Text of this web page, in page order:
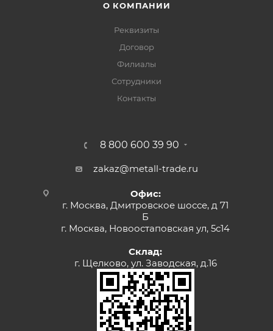
О КОМПАНИИ
Реквизиты
Договор
Филиалы
Сотрудники
Контакты
8 800 600 39 90
zakaz@metall-trade.ru
Офис:
г. Москва, Дмитровское шоссе, д 71
Б
г. Москва, Новоостаповская ул, 5с14
Склад:
г. Щелково, ул. Заводская, д.16